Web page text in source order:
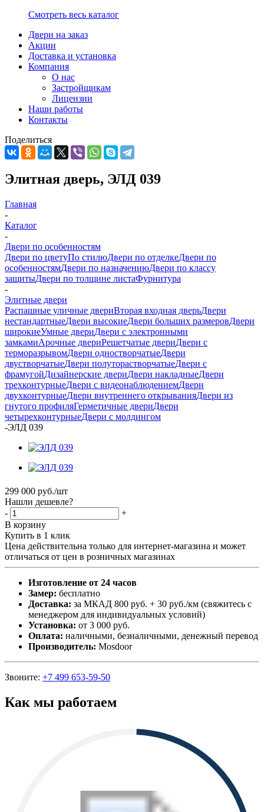
Смотреть весь каталог
Двери на заказ
Акции
Доставка и установка
Компания
О нас
Застройщикам
Лицензии
Наши работы
Контакты
Поделиться
Элитная дверь, ЭЛД 039
Главная
-
Каталог
-
Двери по особенностям
Двери по цветуПо стилюДвери по отделкеДвери по
особенностямДвери по назначениюДвери по классу
защитыДвери по толщине листаФурнитура
-
Элитные двери
Распашные уличные двериВторая входная дверьДвери
нестандартныеДвери высокиеДвери больших размеровДвери
широкиеУмные двериДвери с электронными
замкамиАрочные двериРешетчатые двериДвери с
терморазрывомДвери одностворчатыеДвери
двустворчатыеДвери полуторастворчатыеДвери с
фрамугойДизайнерские двериДвери накладныеДвери
трехконтурныеДвери с видеонаблюдениемДвери
двухконтурныеДвери внутреннего открыванияДвери из
гнутого профиляГерметичные двериДвери
четырехконтурныеДвери с молдингом
-ЭЛД 039
299 000 руб./шт
Нашли дешевле?
-
+
В корзину
Купить в 1 клик
Цена действительна только для интернет-магазина и может
отличаться от цен в розничных магазинах
Изготовление от 24 часов
Замер: бесплатно
Доставка: за МКАД 800 руб. + 30 руб./км (свяжитесь с
менеджером для индивидуальных условий)
Установка: от 3 000 руб.
Оплата: наличными, безналичными, денежный перевод
Производитель: Mosdoor
Звоните: +7 499 653-59-50
Как мы работаем